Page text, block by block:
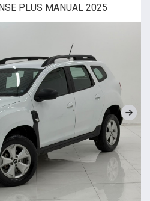
PLUS MANUAL 2025